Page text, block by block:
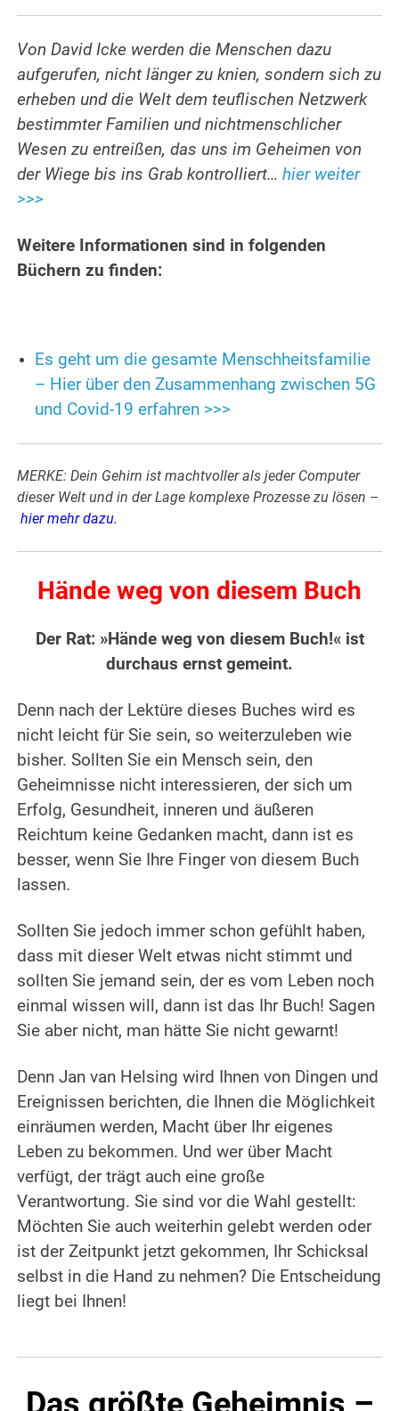
Von David Icke werden die Menschen dazu
aufgerufen, nicht länger zu knien, sondern sich zu
erheben und die Welt dem teuflischen Netzwerk
bestimmter Familien und nichtmenschlicher
Wesen zu entreißen, das uns im Geheimen von
der Wiege bis ins Grab kontrolliert…hier weiter
>>>
Weitere Informationen sind in folgenden
Büchern zu finden:
Es geht um die gesamte Menschheitsfamilie
– Hier über den Zusammenhang zwischen 5G
und Covid-19 erfahren >>>
MERKE: Dein Gehirn ist machtvoller als jeder Computer
dieser Welt und in der Lage komplexe Prozesse zu lösen –
hier mehr dazu.
Hände weg von diesem Buch
Der Rat: »Hände weg von diesem Buch!« ist
durchaus ernst gemeint.
Denn nach der Lektüre dieses Buches wird es
nicht leicht für Sie sein, so weiterzuleben wie
bisher. Sollten Sie ein Mensch sein, den
Geheimnisse nicht interessieren, der sich um
Erfolg, Gesundheit, inneren und äußeren
Reichtum keine Gedanken macht, dann ist es
besser, wenn Sie Ihre Finger von diesem Buch
lassen.
Sollten Sie jedoch immer schon gefühlt haben,
dass mit dieser Welt etwas nicht stimmt und
sollten Sie jemand sein, der es vom Leben noch
einmal wissen will, dann ist das Ihr Buch! Sagen
Sie aber nicht, man hätte Sie nicht gewarnt!
Denn Jan van Helsing wird Ihnen von Dingen und
Ereignissen berichten, die Ihnen die Möglichkeit
einräumen werden, Macht über Ihr eigenes
Leben zu bekommen. Und wer über Macht
verfügt, der trägt auch eine große
Verantwortung. Sie sind vor die Wahl gestellt:
Möchten Sie auch weiterhin gelebt werden oder
ist der Zeitpunkt jetzt gekommen, Ihr Schicksal
selbst in die Hand zu nehmen? Die Entscheidung
liegt bei Ihnen!